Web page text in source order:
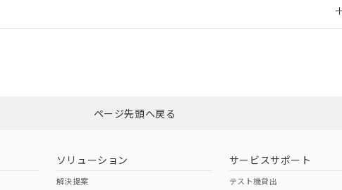
ダウンロードはこちら
（日本
（アメリカ
ページ先頭へ戻る
ソリューション
解決提案
サービスサポート
テスト機貸出